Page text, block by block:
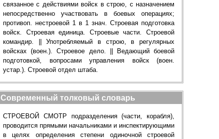
связанное с действиями войск в строю, с назначением
непосредственно участвовать в боевых операциях;
противоп. нестроевой 1 в 1 знач. Строевая подготовка
войск. Строевая единица. Строевые части. Строевой
командир. || Употребляемый в строю, в регулярных
войсках (воен.). Строевое дело. || Ведающий боевой
подготовкой, вопросами управления войск (воен.
устар.). Строевой отдел штаба.
Современный толковый словарь
СТРОЕВОЙ СМОТР подразделения (части, корабля),
проводится прямыми начальниками и инспектирующими
в целях определения степени одиночной строевой